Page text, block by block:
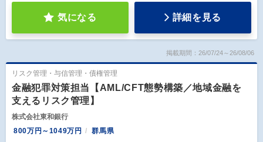
気になる 詳細を見る
掲載期間：26/07/24～26/08/06
リスク管理・与信管理・債権管理
金融犯罪対策担当【AML/CFT態勢構築／地域金融を
支えるリスク管理】
株式会社東和銀行
800万円～1049万円
群馬県